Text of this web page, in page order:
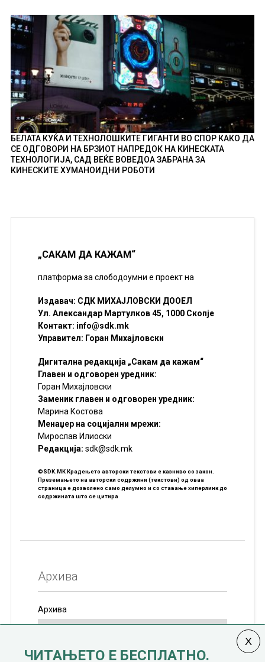
БЕЛАТА КУЌА И ТЕХНОЛОШКИТЕ ГИГАНТИ ВО СПОР КАКО ДА
СЕ ОДГОВОРИ НА БРЗИОТ НАПРЕДОК НА КИНЕСКАТА
ТЕХНОЛОГИЈА, САД ВЕЌЕ ВОВЕДОА ЗАБРАНА ЗА
КИНЕСКИТЕ ХУМАНОИДНИ РОБОТИ
„САКАМ ДА КАЖАМ“
платформа за слободоумни е проект на
Издавач: СДК МИХАЈЛОВСКИ ДООЕЛ
Ул. Александар Мартулков 45, 1000 Скопје
Контакт: info@sdk.mk
Управител: Горан Михајловски
Дигитална редакција „Сакам да кажам“
Главен и одговорен уредник:
Горан Михајловски
Заменик главен и одговорен уредник:
Марина Костова
Менаџер на социјални мрежи:
Мирослав Илиоски
Редакцијa: sdk@sdk.mk
©SDK.MK Крадењето авторски текстови е казниво со закон.
Преземањето на авторски содржини (текстови) од оваа
страница е дозволено само делумно и со ставање хиперлинк до
содржината што се цитира
Архива
Архива
ЧИТАЊЕТО Е БЕСПЛАТНО.